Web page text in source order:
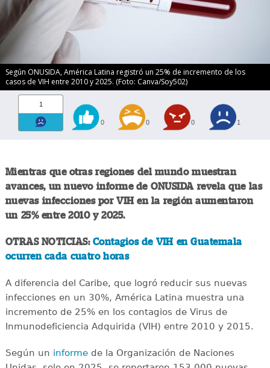
Según ONUSIDA, América Latina registró un 25% de incremento de los
casos de VIH entre 2010 y 2025. (Foto: Canva/Soy502)
1
0 0 0 1
Mientras que otras regiones del mundo muestran
avances, un nuevo informe de ONUSIDA revela que las
nuevas infecciones por VIH en la región aumentaron
un 25% entre 2010 y 2025.
OTRAS NOTICIAS: Contagios de VIH en Guatemala
ocurren cada cuatro horas
A diferencia del Caribe, que logró reducir sus nuevas
infecciones en un 30%, América Latina muestra una
incremento de 25% en los contagios de Virus de
Inmunodeficiencia Adquirida (VIH) entre 2010 y 2015.
Según un informede la Organización de Naciones